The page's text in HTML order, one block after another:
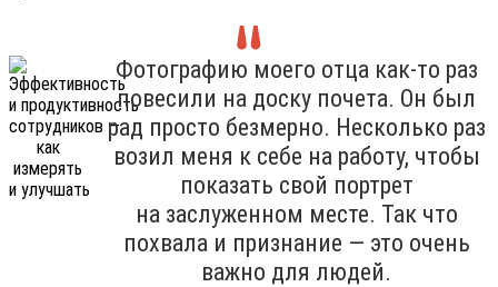
Фотографию моего отца как-то раз
повесили на доску почета. Он был
рад просто безмерно. Несколько раз
возил меня к себе на работу, чтобы
показать свой портрет
на заслуженном месте. Так что
похвала и признание — это очень
важно для людей.